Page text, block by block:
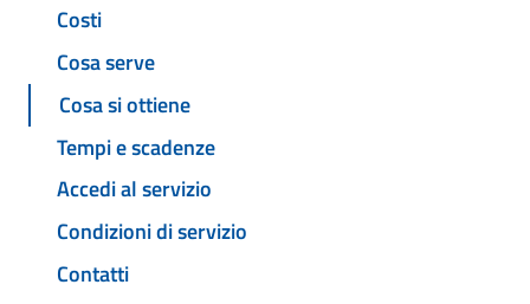
Costi
Cosa serve
Cosa si ottiene
Tempi e scadenze
Accedi al servizio
Condizioni di servizio
Contatti